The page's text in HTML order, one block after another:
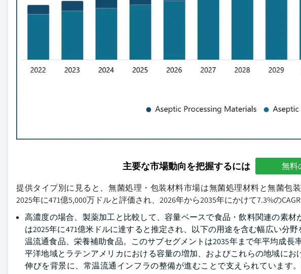
主要な市場動向を把握するには 無料
提供タイプ別に見ると、無菌処理・包装材料市場は無菌処理材料と無菌包
2025年に471億5,000万ドルと評価され、2026年から2035年にかけて7.3%の
高濃度の場合、製薬加工と比較して、容量ベースで食品・飲料関連の素
は2025年に471億米ドルに達すると推定され、以下の用途を含む幅広い分
温流通食品、栄養補助食品。このサブセグメントは2035年まで年平均成長
平洋地域とラテンアメリカにおける容量の増加、およびこれらの地域に
伸びを背景に、常温流通インフラの整備が進むことで支えられています